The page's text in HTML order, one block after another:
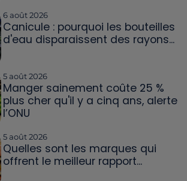
6 août 2026
Canicule : pourquoi les bouteilles
d'eau disparaissent des rayons...
5 août 2026
Manger sainement coûte 25 %
plus cher qu'il y a cinq ans, alerte
l’ONU
5 août 2026
Quelles sont les marques qui
offrent le meilleur rapport...